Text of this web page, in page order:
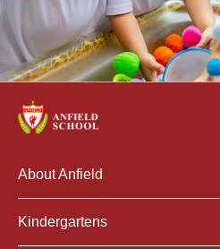
About Anfield
Kindergartens